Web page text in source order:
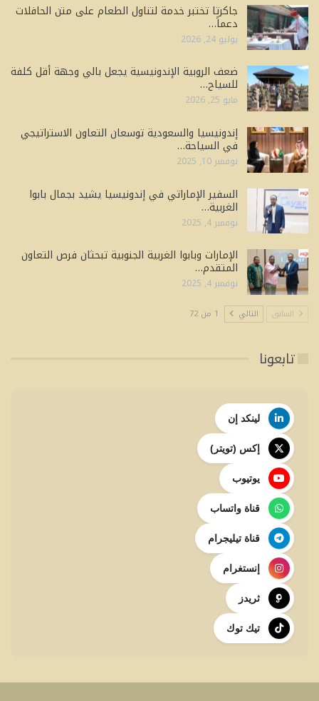
جاكرتا تختبر خدمة لتناول الطعام على متن الحافلات
دعماً…
يوليو 24, 2026
ضعف الروبية الإندونيسية يجعل بالي وجهة أقل كلفة
للسياح…
مايو 25, 2026
إندونيسيا والسعودية توسعان التعاون الاستراتيجي
في السياحة…
نوفمبر 10, 2025
السفير الإماراتي في إندونيسيا يشيد بجمال بابوا
الغربية…
نوفمبر 4, 2025
الإمارات وبابوا الغربية الجنوبية تبحثان فرص التعاون
المتقدم…
نوفمبر 4, 2025
السابق التالي 1 من 72
تابعونا
لينكد إن
إكس (تويتر)
يوتيوب
قناة واتساب
قناة تيليجرام
إنستغرام
ثريدز
تيك توك